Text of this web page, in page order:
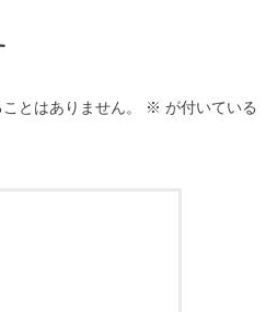
とはありません。 ※ が付いている